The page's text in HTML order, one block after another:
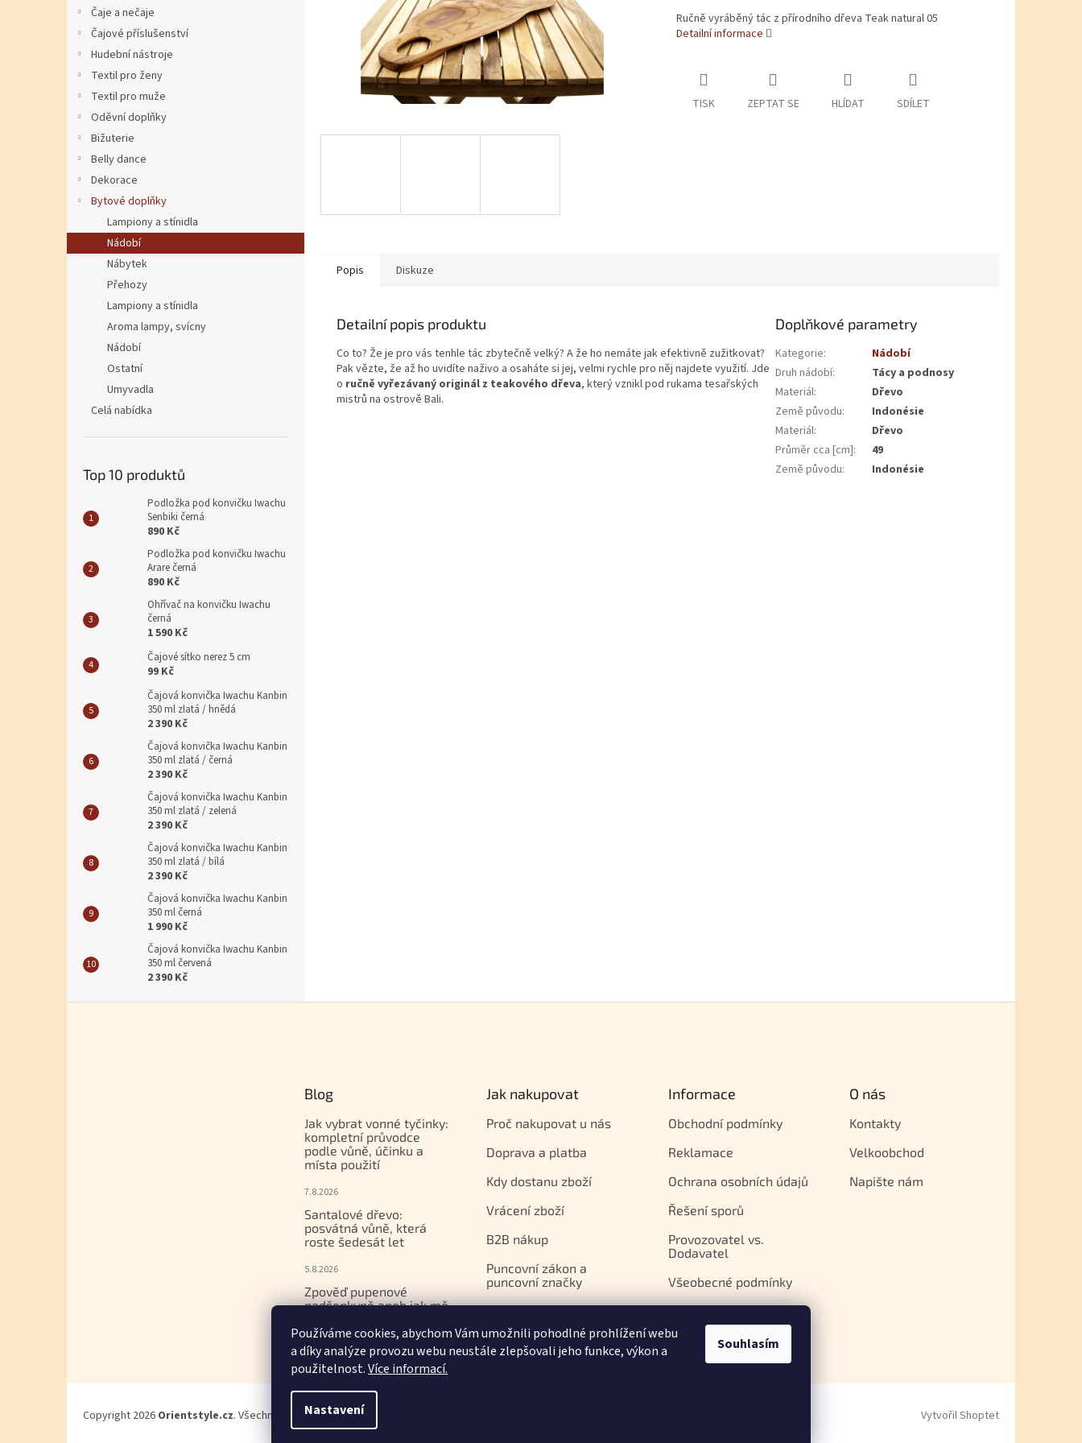
Používáme cookies, abychom Vám umožnili pohodlné prohlížení webu
a díky analýze provozu webu neustále zlepšovali jeho funkce, výkon a
použitelnost.Více informací.
Nastavení
Souhlasím
Čaje a nečaje
Čajové příslušenství
Hudební nástroje
Textil pro ženy
Textil pro muže
Oděvní doplňky
Bižuterie
Belly dance
Dekorace
Bytové doplňky
Lampiony a stínidla
Nádobí
Nábytek
Přehozy
Lampiony a stínidla
Aroma lampy, svícny
Nádobí
Ostatní
Umyvadla
Celá nabídka
Top 10 produktů
Podložka pod konvičku Iwachu
Senbiki černá
890 Kč
Podložka pod konvičku Iwachu
Arare černá
890 Kč
Ohřívač na konvičku Iwachu
černá
1 590 Kč
Čajové sítko nerez 5 cm
99 Kč
Čajová konvička Iwachu Kanbin
350 ml zlatá / hnědá
2 390 Kč
Čajová konvička Iwachu Kanbin
350 ml zlatá / černá
2 390 Kč
Čajová konvička Iwachu Kanbin
350 ml zlatá / zelená
2 390 Kč
Čajová konvička Iwachu Kanbin
350 ml zlatá / bílá
2 390 Kč
Čajová konvička Iwachu Kanbin
350 ml černá
1 990 Kč
Čajová konvička Iwachu Kanbin
350 ml červená
2 390 Kč
Ručně vyráběný tác z přírodního dřeva Teak natural 05
Detailní informace
TISK ZEPTAT SE HLÍDAT SDÍLET
Popis Diskuze
Detailní popis produktu
Co to? Že je pro vás tenhle tác zbytečně velký? A že ho nemáte jak efektivně zužitkovat?
Pak vězte, že až ho uvidíte naživo a osaháte si jej, velmi rychle pro něj najdete využití. Jde
o ručně vyřezávaný originál z teakového dřeva, který vznikl pod rukama tesařských
mistrů na ostrově Bali.
Doplňkové parametry
Kategorie:
Nádobí
Druh nádobí:
Tácy a podnosy
Materiál:
Dřevo
Země původu:
Indonésie
Materiál:
Dřevo
Průměr cca [cm]:
49
Země původu: Indonésie
Blog
Jak vybrat vonné tyčinky:
kompletní průvodce
podle vůně, účinku a
místa použití
7.8.2026
Santalové dřevo:
posvátná vůně, která
roste šedesát let
5.8.2026
Zpověď pupenové
nadšenkyně aneb jak mě
gemmoterapií
17.7.2026
Jak nakupovat
Proč nakupovat u nás
Doprava a platba
Kdy dostanu zboží
Vrácení zboží
B2B nákup
Puncovní zákon a
puncovní značky
Platební brána Comgate
Informace
Obchodní podmínky
Reklamace
Ochrana osobních údajů
Řešení sporů
Provozovatel vs.
Dodavatel
Všeobecné podmínky
O nás
Kontakty
Velkoobchod
Napište nám
Vytvořil Shoptet
Copyright 2026 Orientstyle.cz. Všechna práva vyhrazena.